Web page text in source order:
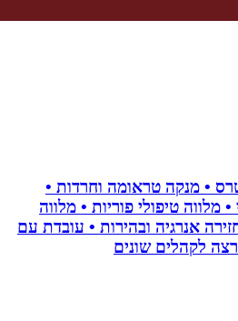
טראומה וחרדות •
טיפולי פוריות • מלווה
אנרגיה ובהירות • עובדת עם